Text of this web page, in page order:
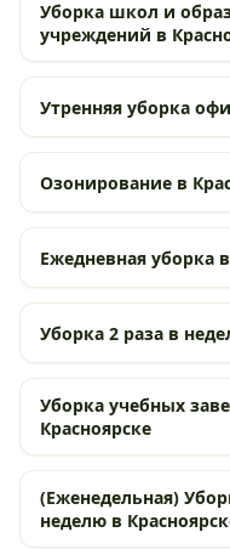
Уборка школ и
учреждений в
Утренняя уборка
Озонирование в
Ежедневная уборка
Уборка 2 раза в
Уборка учебных
Красноярске
(Еженедельная)
неделю в